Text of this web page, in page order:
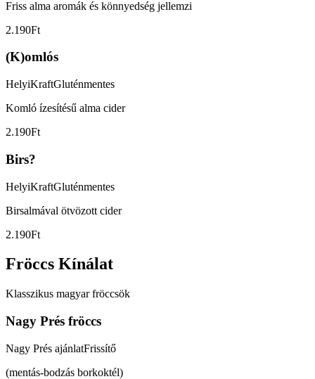
Friss alma aromák és könnyedség jellemzi
2.190Ft
(K)omlós
HelyiKraftGluténmentes
Komló ízesítésű alma cider
2.190Ft
Birs?
HelyiKraftGluténmentes
Birsalmával ötvözott cider
2.190Ft
Fröccs Kínálat
Klasszikus magyar fröccsök
Nagy Prés fröccs
Nagy Prés ajánlatFrissítő
(mentás-bodzás borkoktél)